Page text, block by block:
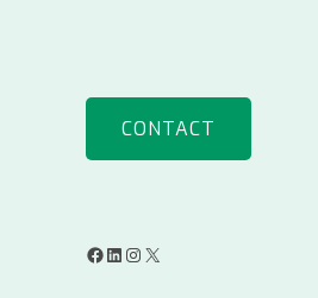
CONTACT
F L
X